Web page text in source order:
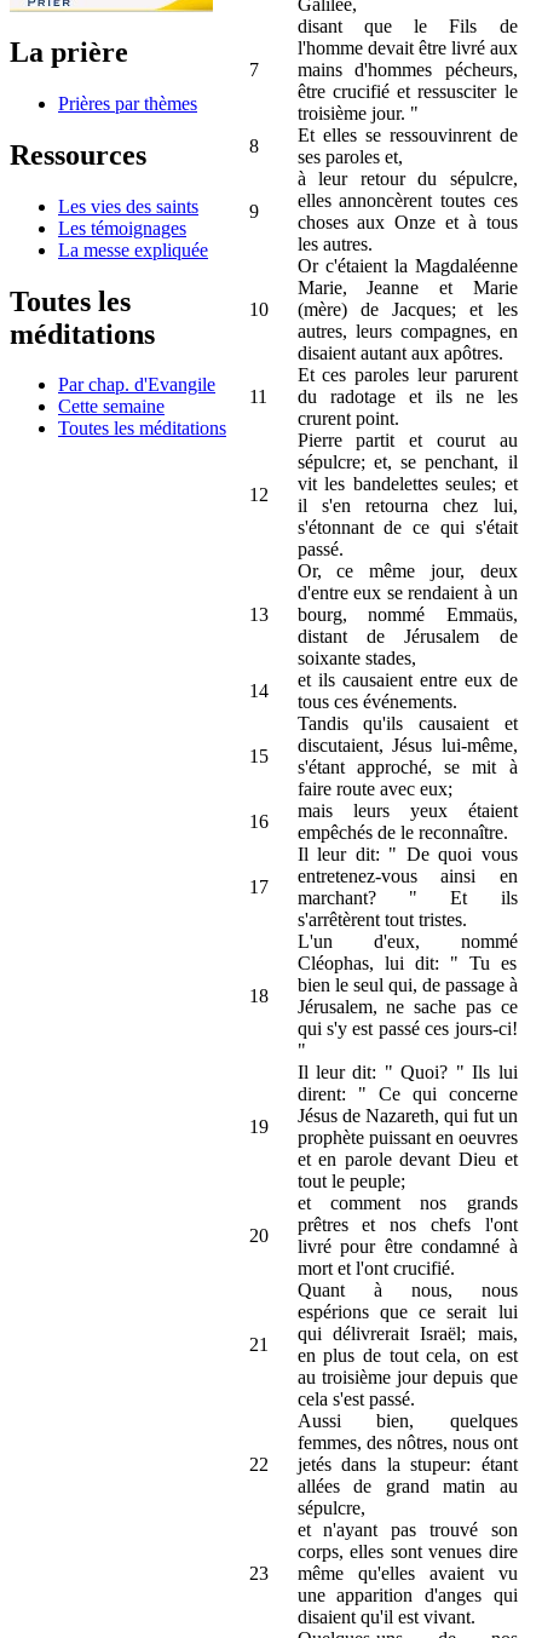
La prière
Prières par thèmes
Ressources
Les vies des saints
Les témoignages
La messe expliquée
Toutes les
méditations
Par chap. d'Evangile
Cette semaine
Toutes les méditations
7
disant que le Fils de
l'homme devait être livré aux
mains d'hommes pécheurs,
être crucifié et ressusciter le
troisième jour. "
8
Et elles se ressouvinrent de
ses paroles et,
9
à leur retour du sépulcre,
elles annoncèrent toutes ces
choses aux Onze et à tous
les autres.
10
Or c'étaient la Magdaléenne
Marie, Jeanne et Marie
(mère) de Jacques; et les
autres, leurs compagnes, en
disaient autant aux apôtres.
11
Et ces paroles leur parurent
du radotage et ils ne les
crurent point.
12
Pierre partit et courut au
sépulcre; et, se penchant, il
vit les bandelettes seules; et
il s'en retourna chez lui,
s'étonnant de ce qui s'était
passé.
13
Or, ce même jour, deux
d'entre eux se rendaient à un
bourg, nommé Emmaüs,
distant de Jérusalem de
soixante stades,
14
et ils causaient entre eux de
tous ces événements.
15
Tandis qu'ils causaient et
discutaient, Jésus lui-même,
s'étant approché, se mit à
faire route avec eux;
16
mais leurs yeux étaient
empêchés de le reconnaître.
17
Il leur dit: " De quoi vous
entretenez-vous ainsi en
marchant? " Et ils
s'arrêtèrent tout tristes.
18
L'un d'eux, nommé
Cléophas, lui dit: " Tu es
bien le seul qui, de passage à
Jérusalem, ne sache pas ce
qui s'y est passé ces jours-ci!
"
19
Il leur dit: " Quoi? " Ils lui
dirent: " Ce qui concerne
Jésus de Nazareth, qui fut un
prophète puissant en oeuvres
et en parole devant Dieu et
tout le peuple;
20
et comment nos grands
prêtres et nos chefs l'ont
livré pour être condamné à
mort et l'ont crucifié.
21
Quant à nous, nous
espérions que ce serait lui
qui délivrerait Israël; mais,
en plus de tout cela, on est
au troisième jour depuis que
cela s'est passé.
22
Aussi bien, quelques
femmes, des nôtres, nous ont
jetés dans la stupeur: étant
allées de grand matin au
sépulcre,
23
et n'ayant pas trouvé son
corps, elles sont venues dire
même qu'elles avaient vu
une apparition d'anges qui
disaient qu'il est vivant.